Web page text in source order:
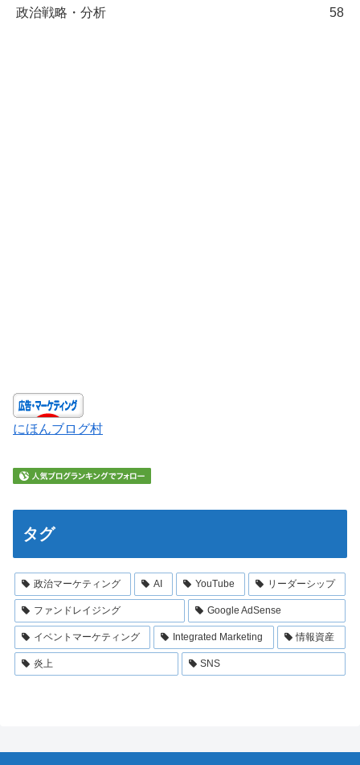
政治戦略・分析 58
にほんブログ村
タグ
政治マーケティング AI YouTube リーダーシップ
ファンドレイジング Google AdSense
イベントマーケティング Integrated Marketing 情報資産
炎上 SNS